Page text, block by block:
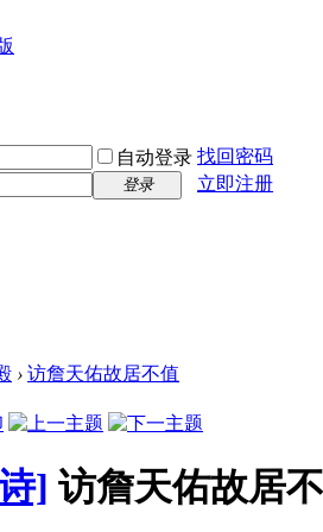
自动登录 找回密码
登录
立即注册
› 访詹天佑故居不值
] 访詹天佑故居